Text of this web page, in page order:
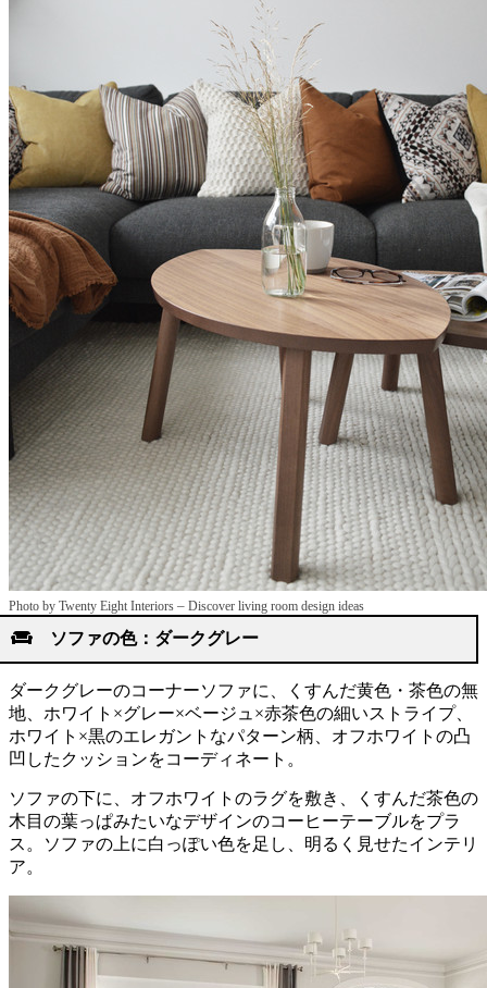
Photo by Twenty Eight Interiors – Discover living room design ideas
ソファの色：ダークグレー
ダークグレーのコーナーソファに、くすんだ黄色・茶色の無
地、ホワイト×グレー×ベージュ×赤茶色の細いストライプ、
ホワイト×黒のエレガントなパターン柄、オフホワイトの凸
凹したクッションをコーディネート。
ソファの下に、オフホワイトのラグを敷き、くすんだ茶色の
木目の葉っぱみたいなデザインのコーヒーテーブルをプラ
ス。ソファの上に白っぽい色を足し、明るく見せたインテリ
ア。